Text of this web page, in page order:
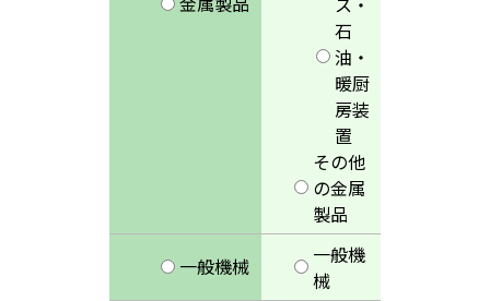
石
油・
暖厨
房装
置
その他
の金属
製品
一般機械
一般機
械